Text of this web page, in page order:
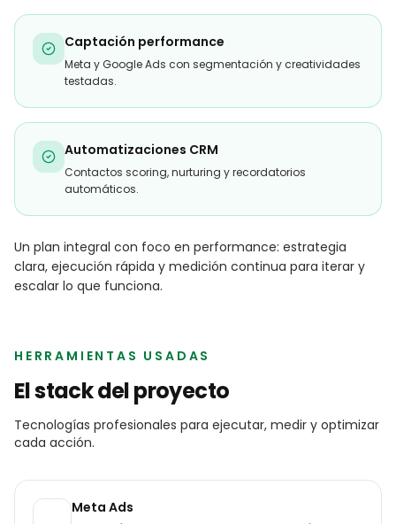
Captación performance
Meta y Google Ads con segmentación y creatividades
testadas.
Automatizaciones CRM
Contactos scoring, nurturing y recordatorios
automáticos.
Un plan integral con foco en performance: estrategia
clara, ejecución rápida y medición continua para iterar y
escalar lo que funciona.
HERRAMIENTAS USADAS
El stack del proyecto
Tecnologías profesionales para ejecutar, medir y optimizar
cada acción.
Meta Ads